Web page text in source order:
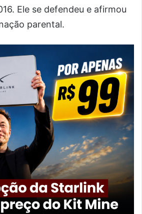
Ele se defendeu e afirmou
parental.